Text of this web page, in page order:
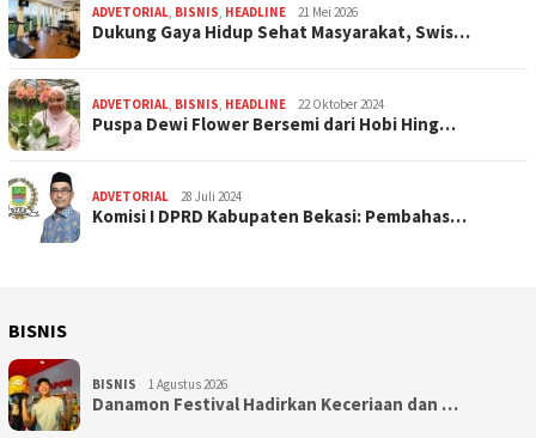
ADVETORIAL, BISNIS, HEADLINE 21 Mei 2026
Dukung Gaya Hidup Sehat Masyarakat, Swis…
ADVETORIAL, BISNIS, HEADLINE 22 Oktober 2024
Puspa Dewi Flower Bersemi dari Hobi Hing…
ADVETORIAL 28 Juli 2024
Komisi I DPRD Kabupaten Bekasi: Pembahas…
BISNIS
BISNIS 1 Agustus 2026
Danamon Festival Hadirkan Keceriaan dan …